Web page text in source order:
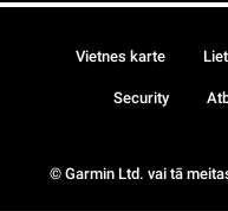
© Garmin Ltd. vai tā
Vietnes karte
Security